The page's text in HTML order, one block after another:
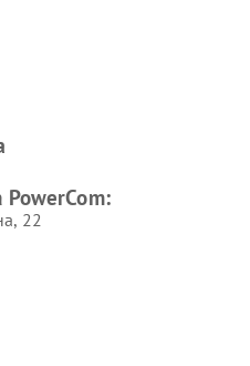
PowerCom:
22